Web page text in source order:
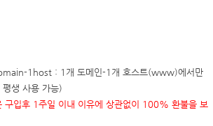
1host : 1개 도메인-1개 호스트(www)에서만
생 사용 가능)
구입후 1주일 이내 이유에 상관없이 100% 환불을 보